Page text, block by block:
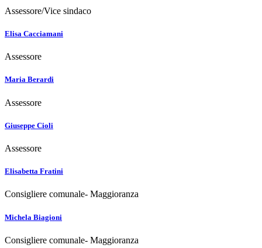
Assessore/Vice sindaco
Elisa Cacciamani
Assessore
Maria Berardi
Assessore
Giuseppe Cioli
Assessore
Elisabetta Fratini
Consigliere comunale- Maggioranza
Michela Biagioni
Consigliere comunale- Maggioranza